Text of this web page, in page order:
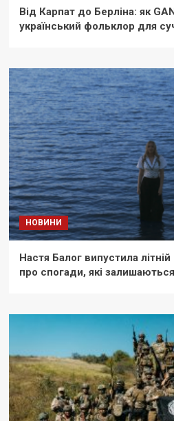
Від Карпат до Берліна: як
український фольклор для
НОВИНИ
Настя Балог випустила
про спогади, які